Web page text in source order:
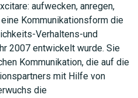
aufwecken, anregen,
Kommunikationsform die
Verhaltens-und
2007 entwickelt wurde. Sie
Kommunikation, die auf die
mit Hilfe von
die